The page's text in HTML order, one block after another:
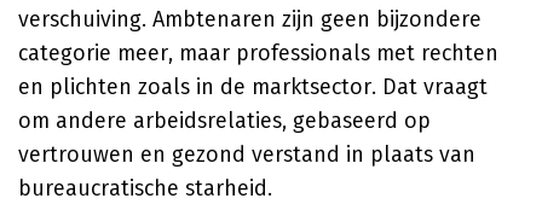
verschuiving. Ambtenaren zijn geen bijzondere
categorie meer, maar professionals met rechten
en plichten zoals in de marktsector. Dat vraagt
om andere arbeidsrelaties, gebaseerd op
vertrouwen en gezond verstand in plaats van
bureaucratische starheid.